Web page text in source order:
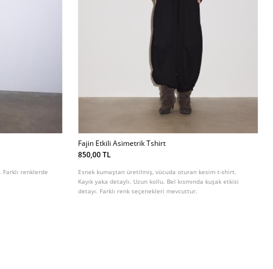
renklerde
Fajin Etkili Asimetrik Tshirt
850,00 TL
Esnek kumaştan üretilmiş, vücuda oturan kesim t-shirt.
Kayık yaka detaylı. Uzun kollu. Bel kısmında kuşak etkisi
detayı. Farklı renk seçenekleri mevcuttur.